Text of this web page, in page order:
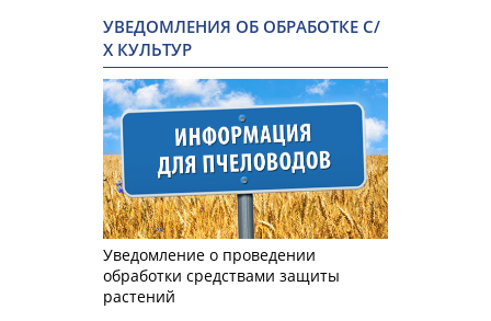
УВЕДОМЛЕНИЯ ОБ ОБРАБОТКЕ С/
Х КУЛЬТУР
Уведомление о проведении
обработки средствами защиты
растений